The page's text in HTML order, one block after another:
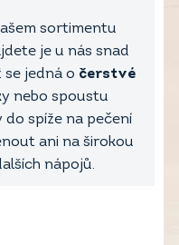
sortimentu
je u nás snad
se jedná o čerstvé
nebo spoustu
do spíže na pečení
ani na širokou
nápojů.